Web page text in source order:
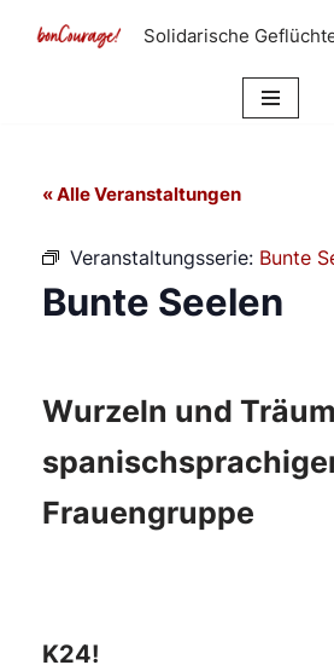
Solidarische
« Alle Veranstaltungen
Veranstaltungsserie: Bunte
Bunte Seelen
Wurzeln und
Frauengruppe
K24!